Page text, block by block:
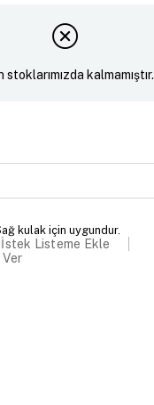
stoklarımızda kalmamıştır.
kulak için uygundur.
İstek Listeme Ekle